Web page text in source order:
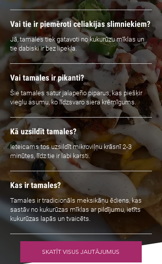
Vai tie ir piemēroti celiakijas slimniekiem?
Jā, tamales tiek gatavoti no kukurūzu mīklas un
tie dabiski ir bez lipekļa.
Vai tamales ir pikanti?
Šie tamales satur jalapeño piparus, kas piešķir
vieglu asumu, ko līdzsvaro siera krēmīgums.
Kā uzsildīt tamales?
Ieteicams tos uzsildīt mikroviļņu krāsnī 2-3
minūtes, līdz tie ir labi karsti.
Kas ir tamales?
Tamales ir tradicionāls meksikāņu ēdiens, kas
sastāv no kukurūzas mīklas ar pildījumu, ietīts
kukurūzas lapās un tvaicēts.
SKATĪT VISUS JAUTĀJUMUS